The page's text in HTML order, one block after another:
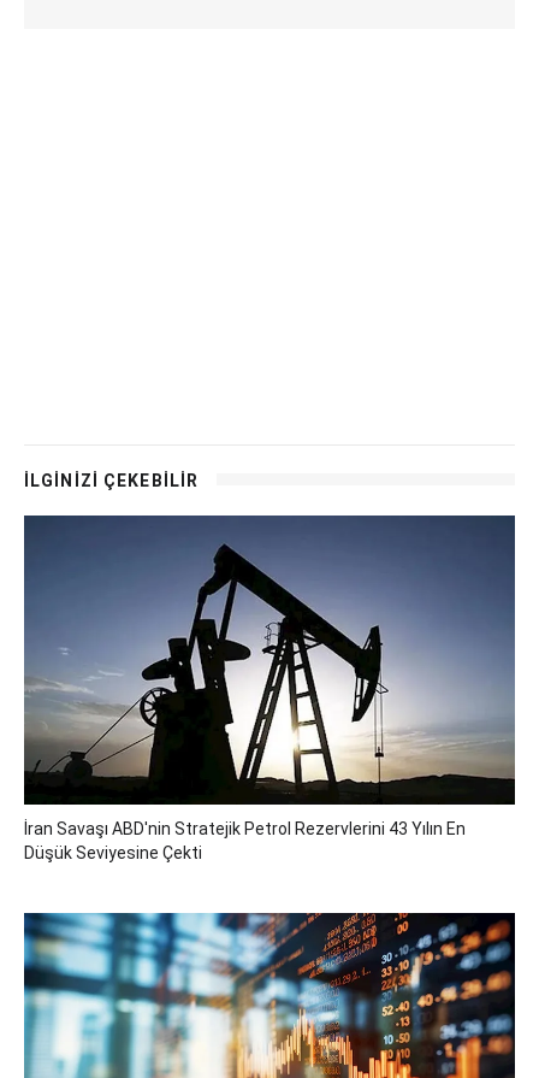
İLGİNİZİ ÇEKEBİLİR
İran Savaşı ABD'nin Stratejik Petrol Rezervlerini 43 Yılın En
Düşük Seviyesine Çekti